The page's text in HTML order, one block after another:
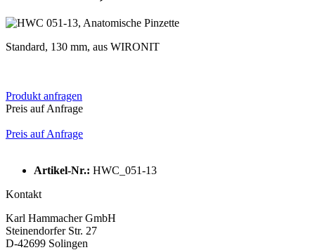
Standard, 130 mm, aus WIRONIT
Produkt anfragen
Preis auf Anfrage
Preis auf Anfrage
Artikel-Nr.: HWC_051-13
Kontakt
Karl Hammacher GmbH
Steinendorfer Str. 27
D-42699 Solingen